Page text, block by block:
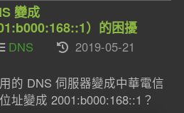
變成
）的困擾
DNS 2019-05-21
的 DNS 伺服器變成中華電信
址變成 2001:b000:168::1？